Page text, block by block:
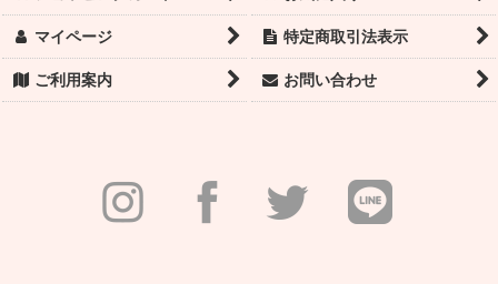
(税込) (税込)
Excellence SIENA（シ
エナ）ホルターネック
マイページ 特定商取引法表示
ご利用案内 お問い合わせ